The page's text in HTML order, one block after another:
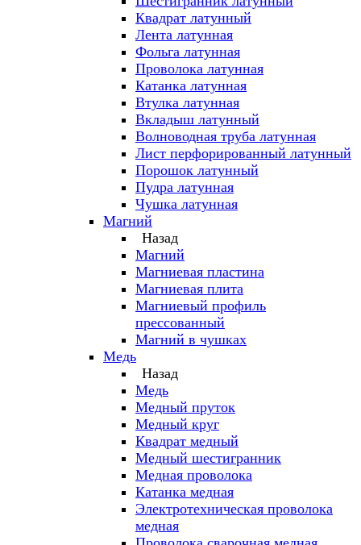
Квадрат латунный
Лента латунная
Фольга латунная
Проволока латунная
Катанка латунная
Втулка латунная
Вкладыш латунный
Волноводная труба латунная
Лист перфорированный латунный
Порошок латунный
Пудра латунная
Чушка латунная
Магний
Назад
Магний
Магниевая пластина
Магниевая плита
Магниевый профиль
прессованный
Магний в чушках
Медь
Назад
Медь
Медный пруток
Медный круг
Квадрат медный
Медный шестигранник
Медная проволока
Катанка медная
Электротехническая проволока
медная